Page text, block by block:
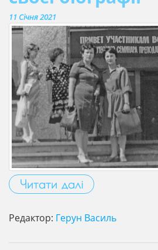
11 Січня 2021
Читати далі
Редактор: Герун Василь